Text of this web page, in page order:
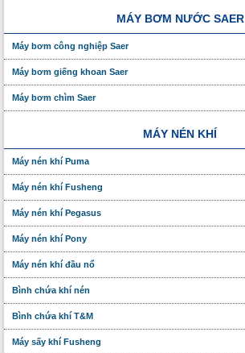
MÁY BƠM NƯỚC SAER
Máy bơm công nghiệp Saer
Máy bơm giếng khoan Saer
Máy bơm chìm Saer
MÁY NÉN KHÍ
Máy nén khí Puma
Máy nén khí Fusheng
Máy nén khí Pegasus
Máy nén khí Pony
Máy nén khí đầu nổ
Bình chứa khí nén
Bình chứa khí T&M
Máy sấy khí Fusheng